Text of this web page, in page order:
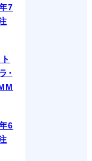
7
･
6